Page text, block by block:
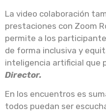
La video colaboración
prestaciones con Zoom
permite a los
de forma inclusiva y
inteligencia artificial que
Director.
En los encuentros es
todos puedan ser